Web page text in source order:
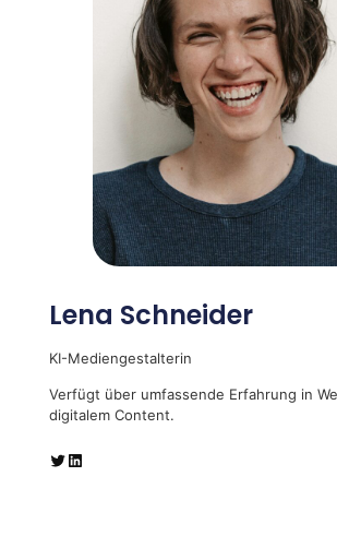
Lena Schneider
KI-Mediengestalterin
Verfügt über umfassende Erfahrung in
digitalem Content.